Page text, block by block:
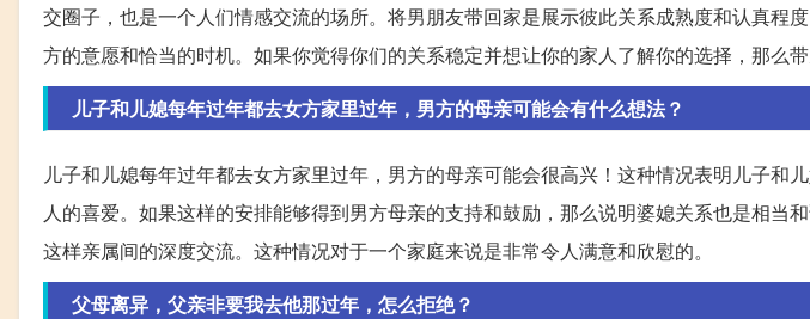
交圈子，也是一个人们情感交流的场所。将男朋友带回家是展示彼此关系成熟度和认真程
方的意愿和恰当的时机。如果你觉得你们的关系稳定并想让你的家人了解你的选择，那么
儿子和儿媳每年过年都去女方家里过年，男方的母亲可能会有什么想法？
儿子和儿媳每年过年都去女方家里过年，男方的母亲可能会很高兴！这种情况表明儿子和
人的喜爱。如果这样的安排能够得到男方母亲的支持和鼓励，那么说明婆媳关系也是相当
这样亲属间的深度交流。这种情况对于一个家庭来说是非常令人满意和欣慰的。
父母离异，父亲非要我去他那过年，怎么拒绝？